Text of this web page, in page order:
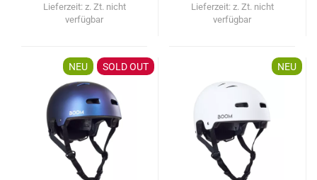
Lieferzeit: z. Zt. nicht
verfügbar
Lieferzeit: z. Zt. nicht
verfügbar
NEU SOLD OUT NEU